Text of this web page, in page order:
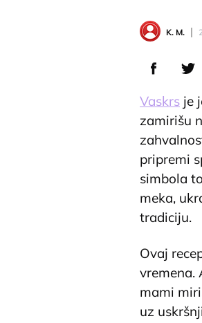
K. M.
Vaskrs je
zamirišu
pripremi
simbola
meka,
tradiciju.
Ovaj
vremena.
mami
uz